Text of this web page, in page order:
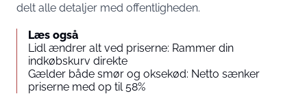
delt alle detaljer med offentligheden.
Læs også
Lidl ændrer alt ved priserne: Rammer din
indkøbskurv direkte
Gælder både smør og oksekød: Netto sænker
priserne med op til 58%